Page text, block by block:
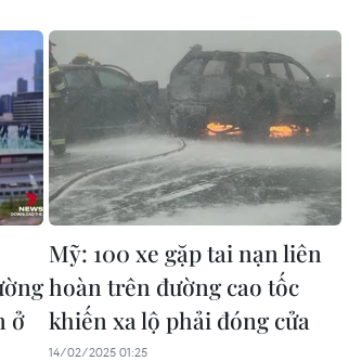
ở
Mỹ: 100 xe gặp tai nạn liên
hoàn trên đường cao tốc
khiến xa lộ phải đóng cửa
14/02/2025 01:25